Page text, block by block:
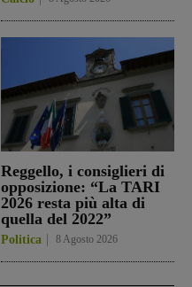
Reggello, i consiglieri di
opposizione: “La TARI
2026 resta più alta di
quella del 2022”
Politica 8 Agosto 2026